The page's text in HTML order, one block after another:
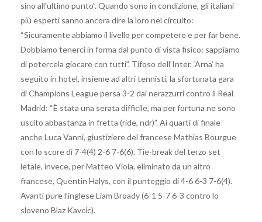
sino all’ultimo punto”. Quando sono in condizione, gli italiani
più esperti sanno ancora dire la loro nel circuito:
“Sicuramente abbiamo il livello per competere e per far bene.
Dobbiamo tenerci in forma dal punto di vista fisico: sappiamo
di potercela giocare con tutti”. Tifoso dell’Inter, ‘Arna’ ha
seguito in hotel, insieme ad altri tennisti, la sfortunata gara
di Champions League persa 3-2 dai nerazzurri contro il Real
Madrid: “È stata una serata difficile, ma per fortuna ne sono
uscito abbastanza in fretta (ride, ndr)”. Ai quarti di finale
anche Luca Vanni, giustiziere del francese Mathias Bourgue
con lo score di 7-4(4) 2-6 7-6(6). Tie-break del terzo set
letale, invece, per Matteo Viola, eliminato da un altro
francese, Quentin Halys, con il punteggio di 4-6 6-3 7-6(4).
Avanti pure l’inglese Liam Broady (6-1 5-7 6-3 contro lo
sloveno Blaz Kavcic).